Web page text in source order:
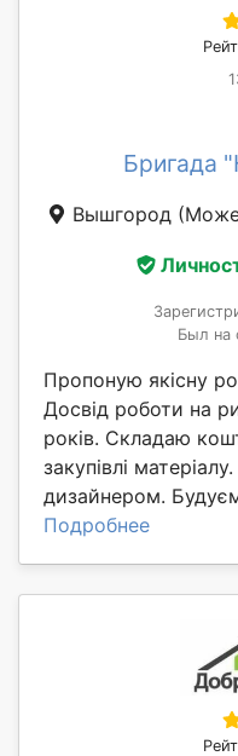
Бригада
Вышгород
Был на
Пропоную якісну
Досвід роботи на
років. Складаю
закупівлі
дизайнером.
Подробнее